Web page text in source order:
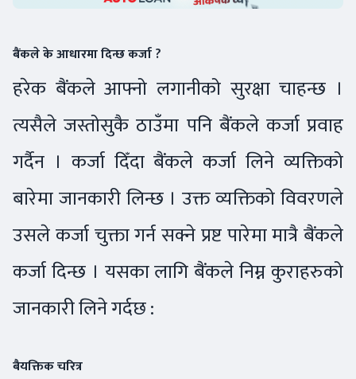
बैंकले के आधारमा दिन्छ कर्जा ?
हरेक बैंकले आफ्नो लगानीको सुरक्षा चाहन्छ ।
त्यसैले जस्तोसुकै ठाउँमा पनि बैंकले कर्जा प्रवाह
गर्दैन । कर्जा दिँदा बैंकले कर्जा लिने व्यक्तिको
बारेमा जानकारी लिन्छ । उक्त व्यक्तिको विवरणले
उसले कर्जा चुक्ता गर्न सक्ने प्रष्ट पारेमा मात्रै बैंकले
कर्जा दिन्छ । यसका लागि बैंकले निम्न कुराहरुको
जानकारी लिने गर्दछ :
बैयक्तिक चरित्र